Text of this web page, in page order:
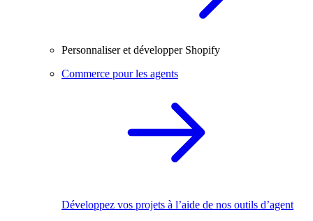
Personnaliser et développer Shopify
Commerce pour les agents
Développez vos projets à l’aide de nos outils d’agent